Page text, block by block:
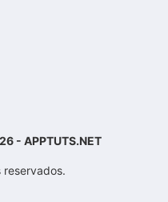
- APPTUTS.NET
reservados.